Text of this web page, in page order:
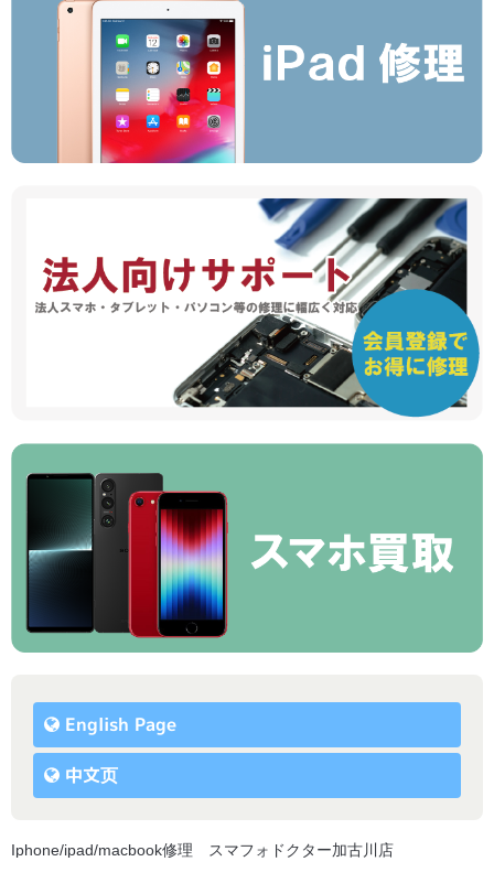
English Page
中文页
Iphone/ipad/macbook修理 スマフォドクター加古川店